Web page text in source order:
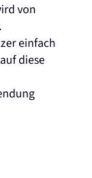
von
einfach
diese